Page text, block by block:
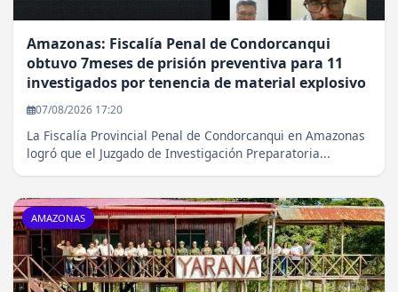
Amazonas: Fiscalía Penal de Condorcanqui
obtuvo 7meses de prisión preventiva para 11
investigados por tenencia de material explosivo
07/08/2026 17:20
La Fiscalía Provincial Penal de Condorcanqui en Amazonas
logró que el Juzgado de Investigación Preparatoria...
AMAZONAS